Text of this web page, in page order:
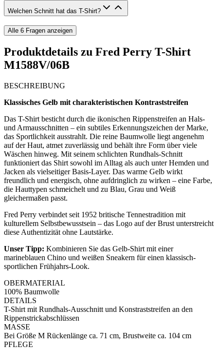
Welchen Schnitt hat das T-Shirt?
Alle 6 Fragen anzeigen
Produktdetails zu Fred Perry T-Shirt
M1588V/06B
BESCHREIBUNG
Klassisches Gelb mit charakteristischen Kontraststreifen
Das T-Shirt besticht durch die ikonischen Rippenstreifen an Hals-
und Armausschnitten – ein subtiles Erkennungszeichen der Marke,
das Sportlichkeit ausstrahlt. Die reine Baumwolle liegt angenehm
auf der Haut, atmet zuverlässig und behält ihre Form über viele
Wäschen hinweg. Mit seinem schlichten Rundhals-Schnitt
funktioniert das Shirt sowohl im Alltag als auch unter Hemden und
Jacken als vielseitiger Basis-Layer. Das warme Gelb wirkt
freundlich und energisch, ohne aufdringlich zu wirken – eine Farbe,
die Hauttypen schmeichelt und zu Blau, Grau und Weiß
gleichermaßen passt.
Fred Perry verbindet seit 1952 britische Tennestradition mit
kulturellem Selbstbewusstsein – das Logo auf der Brust unterstreicht
diese Authentizität ohne Lautstärke.
Unser Tipp: Kombinieren Sie das Gelb-Shirt mit einer
marineblauen Chino und weißen Sneakern für einen klassisch-
sportlichen Frühjahrs-Look.
OBERMATERIAL
100% Baumwolle
DETAILS
T-Shirt mit Rundhals-Ausschnitt und Konstraststreifen an den
Rippenstrickabschlüssen
MASSE
Bei Größe M Rückenlänge ca. 71 cm, Brustweite ca. 104 cm
PFLEGE